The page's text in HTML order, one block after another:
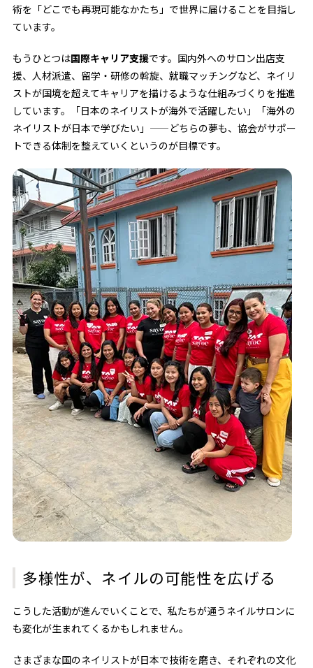
術を「どこでも再現可能なかたち」で世界に届けることを目指し
ています。
もうひとつは国際キャリア支援です。国内外へのサロン出店支
援、人材派遣、留学・研修の斡旋、就職マッチングなど、ネイリ
ストが国境を超えてキャリアを描けるような仕組みづくりを推進
しています。「日本のネイリストが海外で活躍したい」「海外の
ネイリストが日本で学びたい」——どちらの夢も、協会がサポー
トできる体制を整えていくというのが目標です。
多様性が、ネイルの可能性を広げる
こうした活動が進んでいくことで、私たちが通うネイルサロンに
も変化が生まれてくるかもしれません。
さまざまな国のネイリストが日本で技術を磨き、それぞれの文化